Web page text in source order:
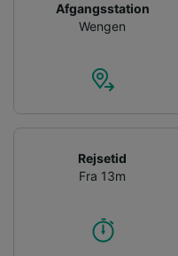
Afgangsstation
Wengen
Rejsetid
Fra 13m